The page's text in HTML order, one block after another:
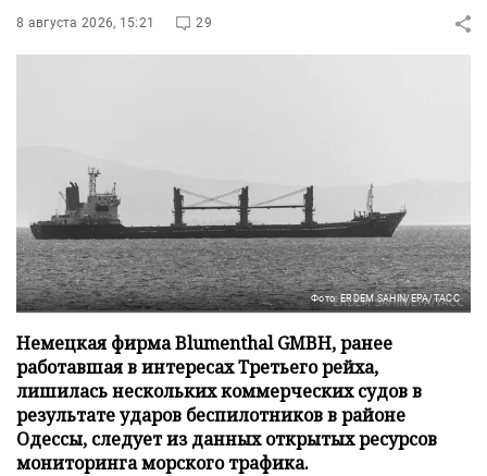
8 августа 2026, 15:21 29
Фото: ERDEM SAHIN/EPA/ТАСС
Немецкая фирма Blumenthal GMBH, ранее
работавшая в интересах Третьего рейха,
лишилась нескольких коммерческих судов в
результате ударов беспилотников в районе
Одессы, следует из данных открытых ресурсов
мониторинга морского трафика.